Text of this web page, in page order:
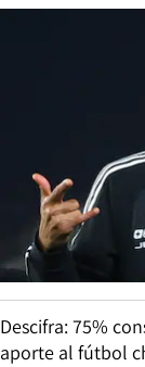
Descifra: 75%
aporte al fútbol